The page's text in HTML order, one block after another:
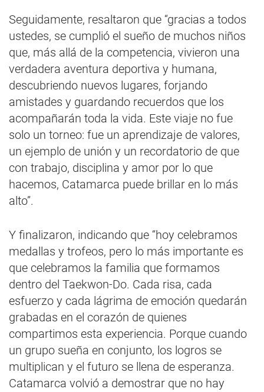
Seguidamente, resaltaron que “gracias a todos
ustedes, se cumplió el sueño de muchos niños
que, más allá de la competencia, vivieron una
verdadera aventura deportiva y humana,
descubriendo nuevos lugares, forjando
amistades y guardando recuerdos que los
acompañarán toda la vida. Este viaje no fue
solo un torneo: fue un aprendizaje de valores,
un ejemplo de unión y un recordatorio de que
con trabajo, disciplina y amor por lo que
hacemos, Catamarca puede brillar en lo más
alto”.
Y finalizaron, indicando que “hoy celebramos
medallas y trofeos, pero lo más importante es
que celebramos la familia que formamos
dentro del Taekwon-Do. Cada risa, cada
esfuerzo y cada lágrima de emoción quedarán
grabadas en el corazón de quienes
compartimos esta experiencia. Porque cuando
un grupo sueña en conjunto, los logros se
multiplican y el futuro se llena de esperanza.
Catamarca volvió a demostrar que no hay